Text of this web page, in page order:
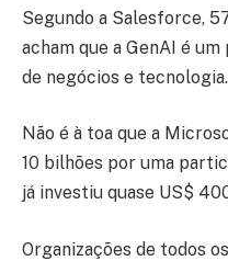
Segundo a Salesforce,
acham que a GenAI é
de negócios e tecnologia.
Não é à toa que a
10 bilhões por uma
já investiu quase US$
Organizações de todos